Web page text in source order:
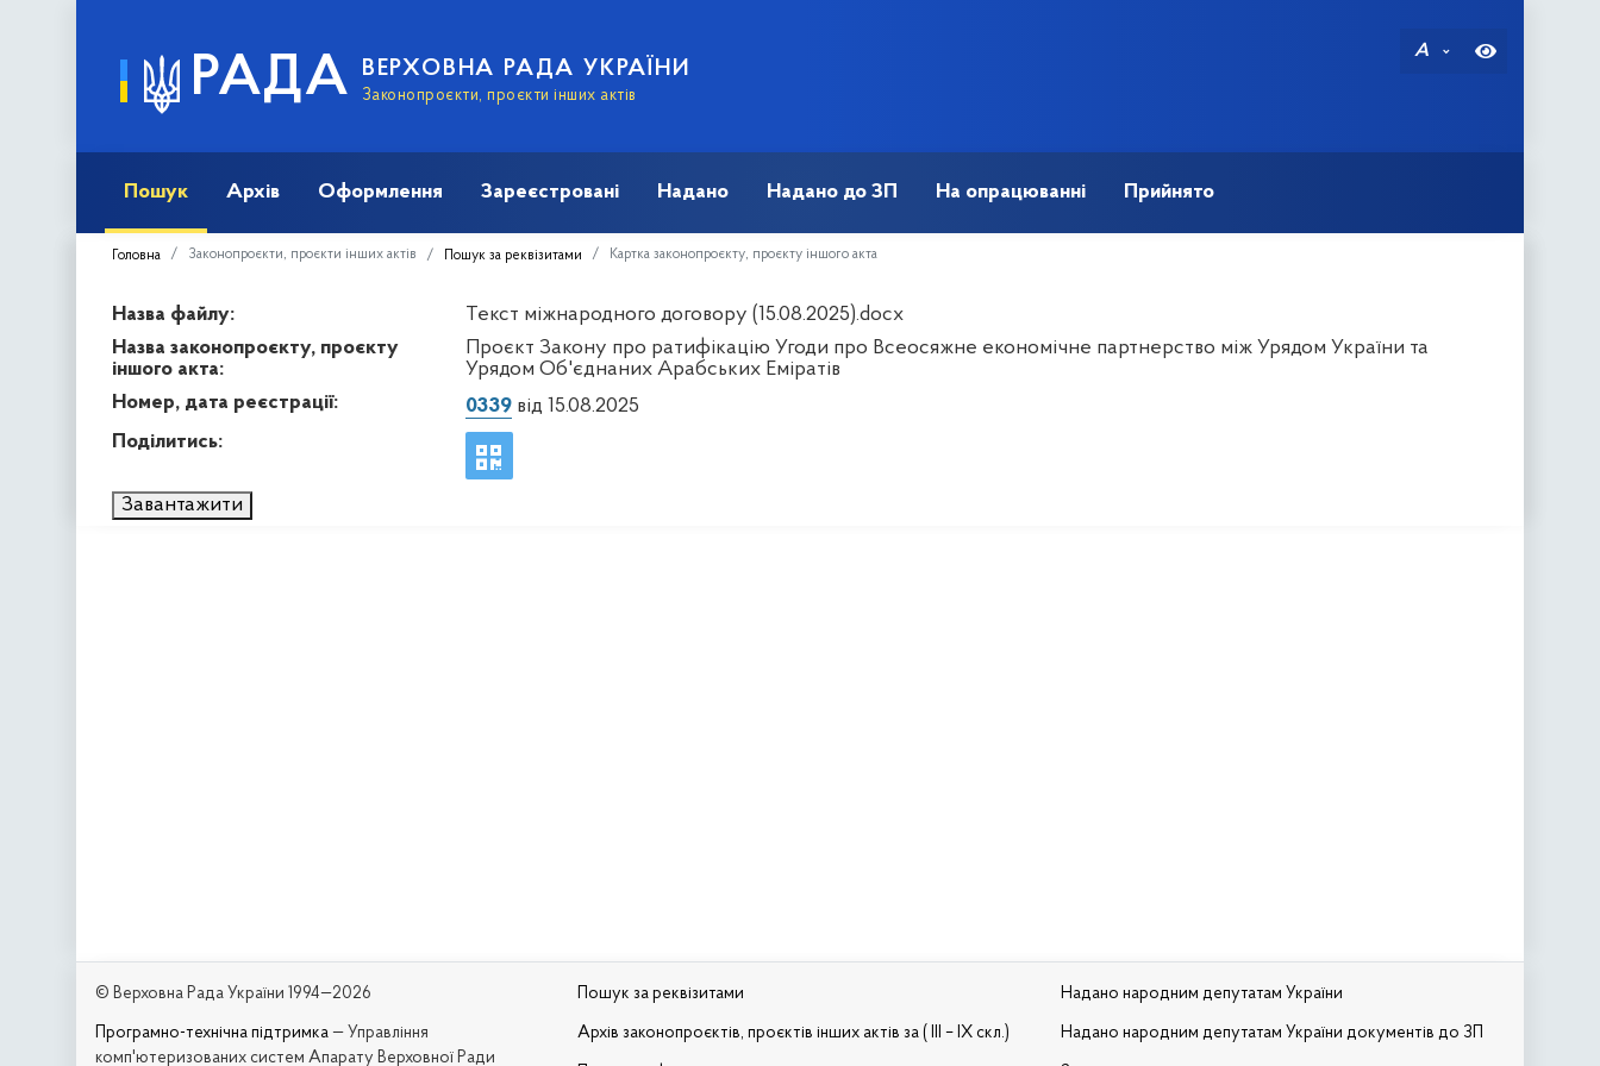
РАДА ВЕРХОВНА РАДА УКРАЇНИ
Законопроєкти, проєкти інших актів
A
Пошук Архів Оформлення Зареєстровані Надано Надано до ЗП На опрацюванні Прийнято
Головна Законопроєкти, проєкти інших актів Пошук за реквізитами Картка законопроєкту, проєкту іншого акта
Назва файлу:
Текст міжнародного договору (15.08.2025).docx
Назва законопроєкту, проєкту
іншого акта:
Проєкт Закону про ратифікацію Угоди про Всеосяжне економічне партнерство між Урядом України та
Урядом Об'єднаних Арабських Еміратів
Номер, дата реєстрації:
0339від 15.08.2025
Поділитись:
Завантажити
© Верховна Рада України 1994—2026
Програмно-технічна підтримка — Управління
комп'ютеризованих систем Апарату Верховної Ради
Пошук за реквізитами
Архів законопроєктів, проєктів інших актів за ( III – IX скл.)
Надано народним депутатам України
Надано народним депутатам України документів до ЗП